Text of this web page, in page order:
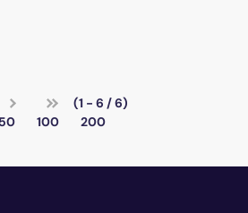
(1 - 6 / 6)
50 100 200